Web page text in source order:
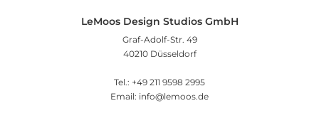
LeMoos Design Studios GmbH
Graf-Adolf-Str. 49
40210 Düsseldorf
Tel.: +49 211 9598 2995
Email: info@lemoos.de